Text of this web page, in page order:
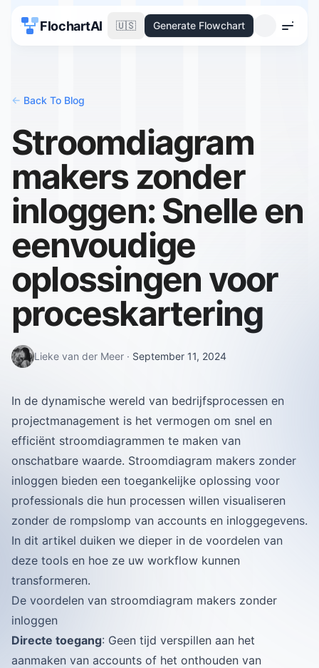
FlochartAI 🇺🇸 Generate Flowchart
Menu
<- Back To Blog
Stroomdiagram
makers zonder
inloggen: Snelle en
eenvoudige
oplossingen voor
proceskartering
Lieke van der Meer · September 11, 2024
In de dynamische wereld van bedrijfsprocessen en
projectmanagement is het vermogen om snel en
efficiënt stroomdiagrammen te maken van
onschatbare waarde. Stroomdiagram makers zonder
inloggen bieden een toegankelijke oplossing voor
professionals die hun processen willen visualiseren
zonder de rompslomp van accounts en inloggegevens.
In dit artikel duiken we dieper in de voordelen van
deze tools en hoe ze uw workflow kunnen
transformeren.
De voordelen van stroomdiagram makers zonder
inloggen
Directe toegang: Geen tijd verspillen aan het
aanmaken van accounts of het onthouden van